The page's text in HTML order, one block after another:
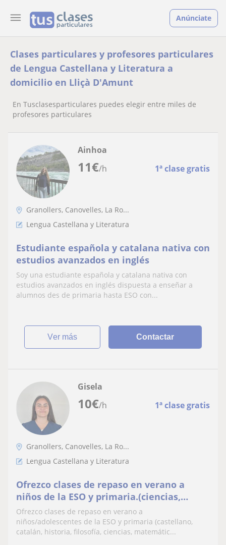
Anúnciate
Clases particulares y profesores particulares
de Lengua Castellana y Literatura a
domicilio en Lliçà D'Amunt
En Tusclasesparticulares puedes elegir entre miles de
profesores particulares
11€/h 1ª clase gratis
Ainhoa
Granollers, Canovelles, La Ro...
Lengua Castellana y Literatura
Estudiante española y catalana nativa con
estudios avanzados en inglés
Soy una estudiante española y catalana nativa con
estudios avanzados en inglés dispuesta a enseñar a
alumnos des de primaria hasta ESO con...
ver más Contactar
10€/h 1ª clase gratis
Gisela
Granollers, Canovelles, La Ro...
Lengua Castellana y Literatura
Ofrezco clases de repaso en verano a
niños de la ESO y primaria.(ciencias,
historia, lengua
castellana/catalana,mates filosofía..)
Ofrezco clases de repaso en verano a
niños/adolescentes de la ESO y primaria (castellano,
catalán, historia, filosofía, ciencias, matemátic...